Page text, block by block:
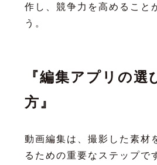
作し、競争力を高めること
う。
『編集アプリの選
方』
動画編集は、撮影した素材
るための重要なステップで